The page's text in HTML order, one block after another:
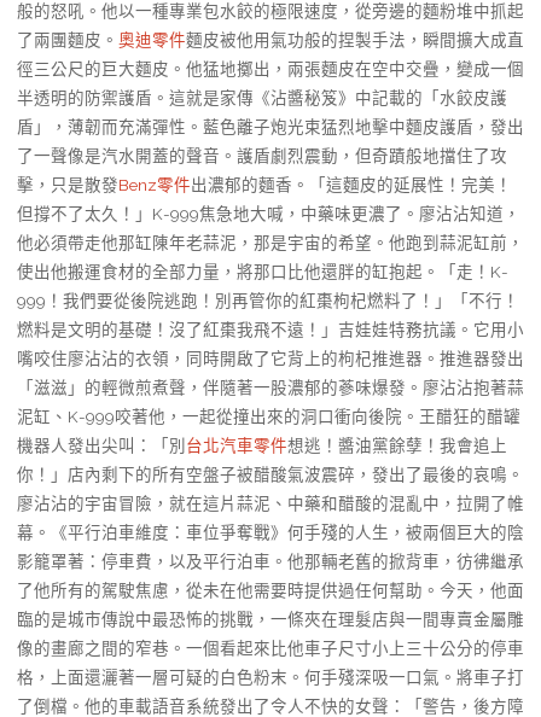
般的怒吼。他以一種專業包水餃的極限速度，從旁邊的麵粉堆中抓起
了兩團麵皮。 奧迪零件麵皮被他用氣功般的捏製手法，瞬間擴大成直
徑三公尺的巨大麵皮。他猛地擲出，兩張麵皮在空中交疊，變成一個
半透明的防禦護盾。這就是家傳《沾醬秘笈》中記載的「水餃皮護
盾」，薄韌而充滿彈性。藍色離子炮光束猛烈地擊中麵皮護盾，發出
了一聲像是汽水開蓋的聲音。護盾劇烈震動，但奇蹟般地擋住了攻
擊，只是散發Benz零件出濃郁的麵香。「這麵皮的延展性！完美！
但撐不了太久！」K-999焦急地大喊，中藥味更濃了。廖沾沾知道，
他必須帶走他那缸陳年老蒜泥，那是宇宙的希望。他跑到蒜泥缸前，
使出他搬運食材的全部力量，將那口比他還胖的缸抱起。「走！K-
999！我們要從後院逃跑！別再管你的紅棗枸杞燃料了！」「不行！
燃料是文明的基礎！沒了紅棗我飛不遠！」吉娃娃特務抗議。它用小
嘴咬住廖沾沾的衣領，同時開啟了它背上的枸杞推進器。推進器發出
「滋滋」的輕微煎煮聲，伴隨著一股濃郁的蔘味爆發。廖沾沾抱著蒜
泥缸、K-999咬著他，一起從撞出來的洞口衝向後院。王醋狂的醋罐
機器人發出尖叫：「別 台北汽車零件想逃！醬油黨餘孽！我會追上
你！」店內剩下的所有空盤子被醋酸氣波震碎，發出了最後的哀鳴。
廖沾沾的宇宙冒險，就在這片蒜泥、中藥和醋酸的混亂中，拉開了帷
幕。《平行泊車維度：車位爭奪戰》何手殘的人生，被兩個巨大的陰
影籠罩著：停車費，以及平行泊車。他那輛老舊的掀背車，彷彿繼承
了他所有的駕駛焦慮，從未在他需要時提供過任何幫助。今天，他面
臨的是城市傳說中最恐怖的挑戰，一條夾在理髮店與一間專賣金屬雕
像的畫廊之間的窄巷。一個看起來比他車子尺寸小上三十公分的停車
格，上面還灑著一層可疑的白色粉末。何手殘深吸一口氣。將車子打
了倒檔。他的車載語音系統發出了令人不快的女聲：「警告，後方障